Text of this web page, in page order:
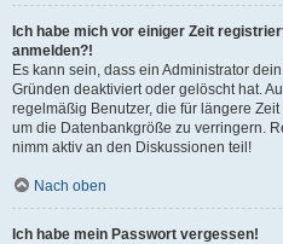
Ich habe mich vor einiger Zeit
anmelden?!
Es kann sein, dass ein Administrator
Gründen deaktiviert oder gelöscht hat.
regelmäßig Benutzer, die für längere
um die Datenbankgröße zu verringern.
nimm aktiv an den Diskussionen teil!
Nach oben
Ich habe mein Passwort vergessen!